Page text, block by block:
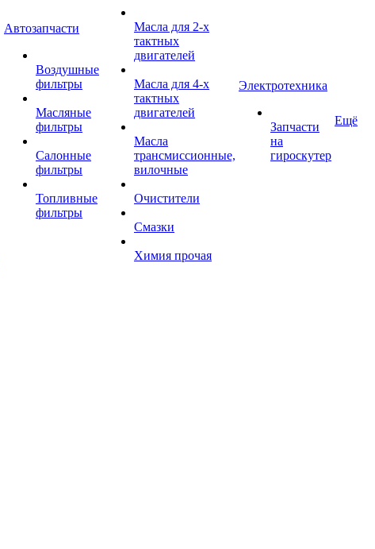
Автозапчасти
Воздушные
фильтры
Масляные
фильтры
Салонные
фильтры
Топливные
фильтры
Масла для 2-х
тактных
двигателей
Масла для 4-х
тактных
двигателей
Масла
трансмиссионные,
вилочные
Очистители
Смазки
Химия прочая
Электротехника
Запчасти
на
гироскутер
Ещё